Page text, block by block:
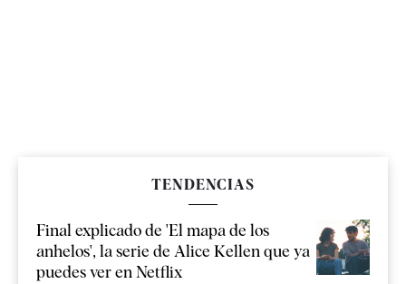
TENDENCIAS
Final explicado de 'El mapa de los
anhelos', la serie de Alice Kellen que ya
puedes ver en Netflix